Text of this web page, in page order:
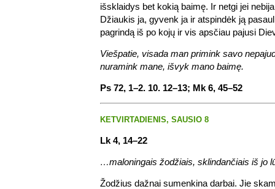
išsklaidys bet kokią baimę. Ir netgi jei
Džiaukis ja, gyvenk ja ir atspindėk ją
pagrindą iš po kojų ir vis apsčiau pajusi
Viešpatie, visada man primink savo
nuramink mane, išvyk mano baimę.
Ps 72, 1–2. 10. 12–13; Mk 6, 45–52
KETVIRTADIENIS, SAUSIO 8
Lk 4, 14–22
…maloningais žodžiais, sklindančiais iš jo
Žodžius dažnai sumenkina darbai. Jie